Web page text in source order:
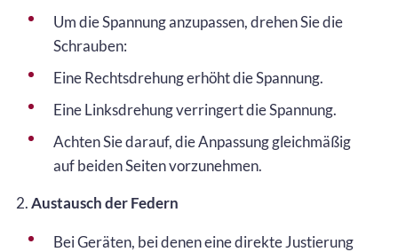
Um die Spannung anzupassen, drehen Sie die
Schrauben:
Eine Rechtsdrehung erhöht die Spannung.
Eine Linksdrehung verringert die Spannung.
Achten Sie darauf, die Anpassung gleichmäßig
auf beiden Seiten vorzunehmen.
2.Austausch der Federn
Bei Geräten, bei denen eine direkte Justierung